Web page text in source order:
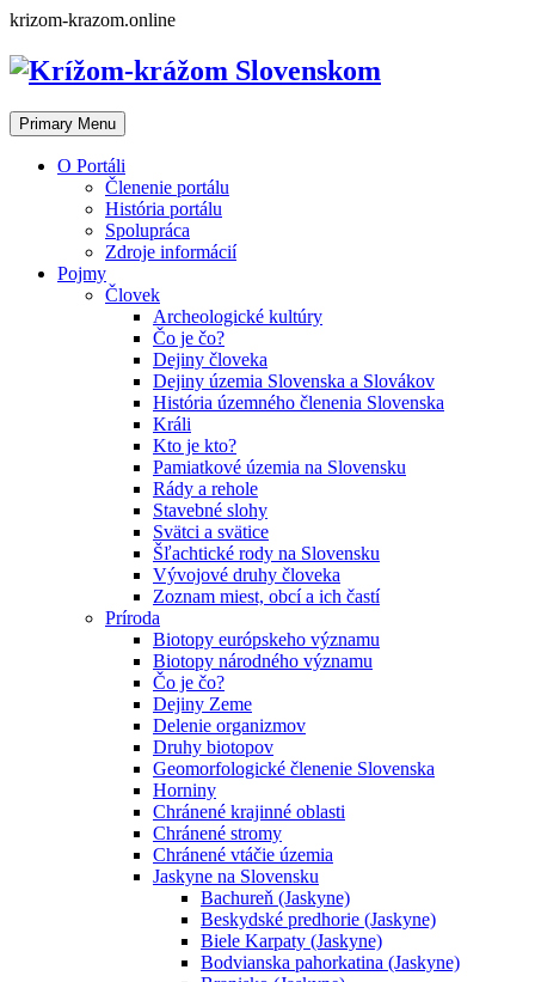
Skip
content
krizom-krazom.online
Primary Menu
O Portáli
Členenie portálu
História portálu
Spolupráca
Zdroje informácií
Pojmy
Človek
Archeologické kultúry
Čo je čo?
Dejiny človeka
Dejiny územia Slovenska a Slovákov
História územného členenia Slovenska
Králi
Kto je kto?
Pamiatkové územia na Slovensku
Rády a rehole
Stavebné slohy
Svätci a svätice
Šľachtické rody na Slovensku
Vývojové druhy človeka
Zoznam miest, obcí a ich častí
Príroda
Biotopy európskeho významu
Biotopy národného významu
Čo je čo?
Dejiny Zeme
Delenie organizmov
Druhy biotopov
Geomorfologické členenie Slovenska
Horniny
Chránené krajinné oblasti
Chránené stromy
Chránené vtáčie územia
Jaskyne na Slovensku
Bachureň (Jaskyne)
Beskydské predhorie (Jaskyne)
Biele Karpaty (Jaskyne)
Bodvianska pahorkatina (Jaskyne)